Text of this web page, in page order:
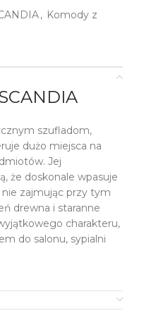
, Komody z
szufladom,
dużo miejsca na
Jej
że doskonale wpasuje
zajmując przy tym
drewna i staranne
charakteru,
do salonu, sypialni